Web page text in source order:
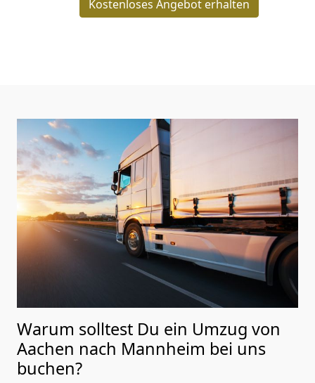
Kostenloses Angebot erhalten
Warum solltest Du ein Umzug von
Aachen nach Mannheim bei uns
buchen?